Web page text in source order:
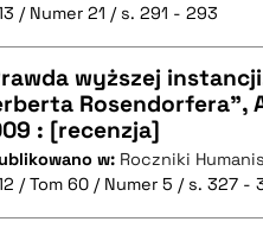
BIBTEX
/ Numer 21 / s. 291 - 293
CZYSTY TEKST
wyższej
Rosendorfera",
: [recenzja]
w: Roczniki
/ Tom 60 / Numer 5 / s. 327 -